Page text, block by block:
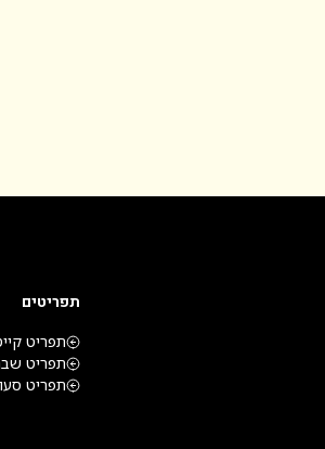
תפריטים
תפריט
תפריט
תפריט